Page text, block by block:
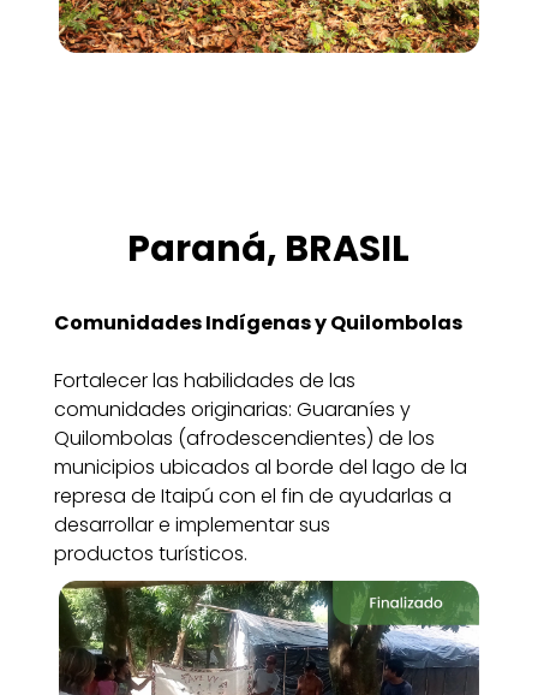
Paraná, BRASIL
Comunidades Indígenas y Quilombolas
Fortalecer las habilidades de las
comunidades originarias: Guaraníes y
Quilombolas (afrodescendientes) de los
municipios ubicados al borde del lago de la
represa de Itaipú con el fin de ayudarlas a
desarrollar e implementar sus
productos turísticos.